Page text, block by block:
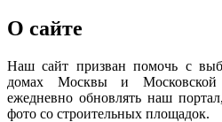
О сайте
Наш сайт призван помочь с
домах Москвы и Московской
ежедневно обновлять наш
фото со строительных площадок.